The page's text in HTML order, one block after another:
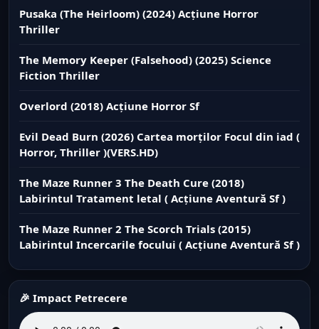
Pusaka (The Heirloom) (2024) Acțiune Horror
Thriller
The Memory Keeper (Falsehood) (2025) Science
Fiction Thriller
Overlord (2018) Acțiune Horror Sf
Evil Dead Burn (2026) Cartea morților Focul din iad (
Horror, Thriller )(VERS.HD)
The Maze Runner 3 The Death Cure (2018)
Labirintul Tratament letal ( Acțiune Aventură Sf )
The Maze Runner 2 The Scorch Trials (2015)
Labirintul Incercarile focului ( Acțiune Aventură Sf )
🎉 Impact Petrecere